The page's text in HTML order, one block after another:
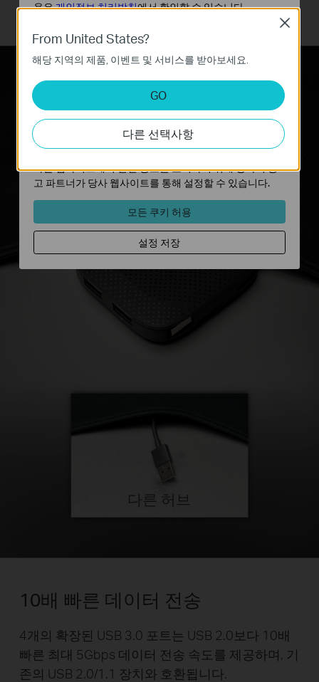
노트북 표면 스크래치는 이제 그만
UH400은 노트북 표면 스크래치 방지를 위해 날카
로운 금속 USB 커넥터를 보관하는 별도의 공간이
다른 허브
10배 빠른 데이터 전송
4개의 확장된 USB 3.0 포트는 USB 2.0보다 10배
빠른 최대 5Gbps 데이터 전송 속도를 제공하며, 기
존의 USB 2.0/1.1 장치와 호환됩니다.
From United States?
해당 지역의 제품, 이벤트 및 서비스를 받아보세요.
GO
다른 선택사항
Close
용은개인정보 처리방침에서 확인할 수 있습니다.
기본 쿠키
이 쿠키는 웹사이트가 작동하는 데 필요하며 사용자의 시
스템에서 비활성화할 수 없습니다.
분석 및 마케팅 쿠키
분석 쿠키는 웹사이트의 기능을 개선하고 조정하기 위해
웹사이트에서의 사용자 활동을 분석하는 데 사용하는 쿠키
입니다.
마케팅 쿠키는 귀하의 관심사에 대한 프로필을 생성하고
다른 웹사이트에서 관련 광고를 표시하기 위해 당사의 광
고 파트너가 당사 웹사이트를 통해 설정할 수 있습니다.
모든 쿠키 허용
설정 저장